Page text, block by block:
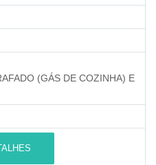
(GÁS DE COZINHA) E